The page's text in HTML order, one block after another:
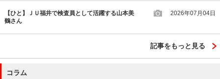
【ひと】ＪＵ福井で検査員として活躍する山本美
鶴さん
2026年07月04日
記事をもっと見る
コラム